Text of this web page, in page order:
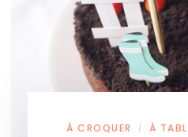
À CROQUER / À